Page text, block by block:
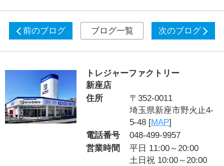
前のブログ ブログ一覧 次のブログ
トレジャーファクトリー
新座店
住所
〒352-0011
埼玉県新座市野火止4-
5-48 [MAP]
電話番号
048-499-9957
営業時間
平日 11:00～20:00
土日祝 10:00～20:00